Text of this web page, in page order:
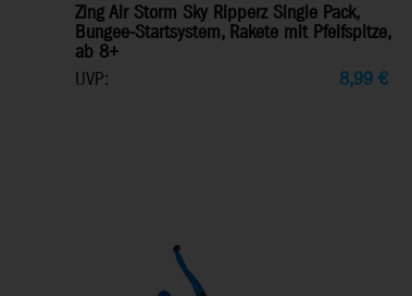
Zing Air Storm Sky Ripperz Single Pack,
Bungee-Startsystem, Rakete mit Pfeifspitze,
ab 8+
UVP:
8,99 €